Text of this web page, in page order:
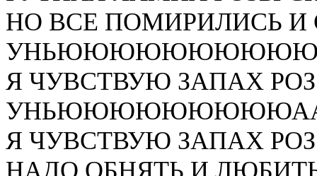
НО ВСЕ ПОМИРИЛИСЬ И
Я ЧУВСТВУЮ ЗАПАХ
Я ЧУВСТВУЮ ЗАПАХ
НАДО ОБНЯТЬ И